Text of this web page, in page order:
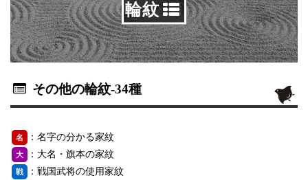
輪紋
その他の輪紋-34種
名 ：名字の分かる家紋
大 ：大名・旗本の家紋
戦 ：戦国武将の使用家紋